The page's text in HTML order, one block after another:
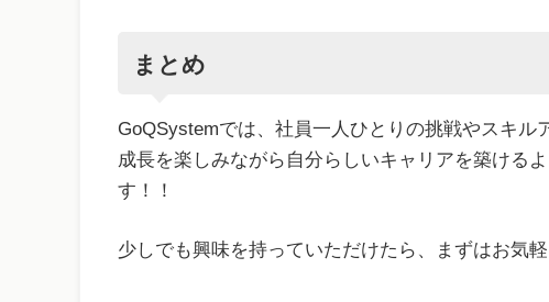
まとめ
GoQSystemでは、社員一人ひとりの挑戦やスキル
成長を楽しみながら自分らしいキャリアを築ける
す！！
少しでも興味を持っていただけたら、まずはお気